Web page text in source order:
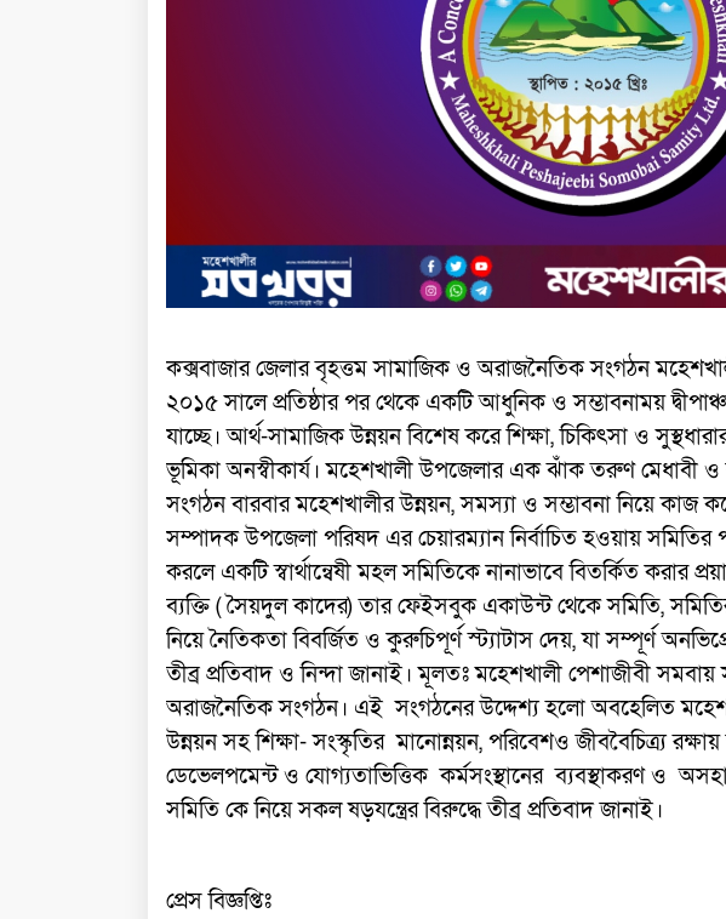
কক্সবাজার জেলার বৃহত্তম সামাজিক ও অরাজনৈতিক সংগঠন
২০১৫ সালে প্রতিষ্ঠার পর থেকে একটি আধুনিক ও সম্ভাবনাময়
যাচ্ছে। আর্থ-সামাজিক উন্নয়ন বিশেষ করে শিক্ষা, চিকিৎসা ও
ভূমিকা অনস্বীকার্য। মহেশখালী উপজেলার এক ঝাঁক তরুণ মেধাবী ও
সংগঠন বারবার মহেশখালীর উন্নয়ন, সমস্যা ও সম্ভাবনা নিয়ে কাজ
সম্পাদক উপজেলা পরিষদ এর চেয়ারম্যান নির্বাচিত হওয়ায়
করলে একটি স্বার্থান্বেষী মহল সমিতিকে নানাভাবে বিতর্কিত করার
ব্যক্তি ( সৈয়দুল কাদের) তার ফেইসবুক একাউন্ট থেকে সমিতি,
নিয়ে নৈতিকতা বিবর্জিত ও কুরুচিপূর্ণ স্ট্যাটাস দেয়, যা সম্পূর্ণ
তীব্র প্রতিবাদ ও নিন্দা জানাই। মূলতঃ মহেশখালী পেশাজীবী
অরাজনৈতিক সংগঠন। এই সংগঠনের উদ্দেশ্য হলো অবহেলিত
উন্নয়ন সহ শিক্ষা- সংস্কৃতির মানোন্নয়ন, পরিবেশও জীববৈচিত্র্য
ডেভেলপমেন্ট ও যোগ্যতাভিত্তিক কর্মসংস্থানের ব্যবস্থাকরণ ও
সমিতি কে নিয়ে সকল ষড়যন্ত্রের বিরুদ্ধে তীব্র প্রতিবাদ জানাই।
প্রেস বিজ্ঞপ্তিঃ